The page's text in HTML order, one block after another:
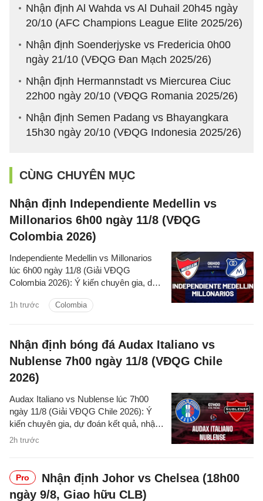
Nhận định Al Wahda vs Al Duhail 20h45 ngày
20/10 (AFC Champions League Elite 2025/26)
Nhận định Soenderjyske vs Fredericia 0h00
ngày 21/10 (VĐQG Đan Mạch 2025/26)
Nhận định Hermannstadt vs Miercurea Ciuc
22h00 ngày 20/10 (VĐQG Romania 2025/26)
Nhận định Semen Padang vs Bhayangkara
15h30 ngày 20/10 (VĐQG Indonesia 2025/26)
CÙNG CHUYÊN MỤC
Nhận định Independiente Medellin vs
Millonarios 6h00 ngày 11/8 (VĐQG
Colombia 2026)
1h trước Colombia
Independiente Medellin vs Millonarios
lúc 6h00 ngày 11/8 (Giải VĐQG
Colombia 2026): Ý kiến chuyên gia, dự
đấu, thống kê chi tiết về hai đội.
Nhận định bóng đá Audax Italiano vs
Nublense 7h00 ngày 11/8 (VĐQG Chile
2026)
2h trước
Audax Italiano vs Nublense lúc 7h00
ngày 11/8 (Giải VĐQG Chile 2026): Ý
kiến chuyên gia, dự đoán kết quả, nhận
định - phân tích trận đấu, thống kê chi
Pro
Nhận định Johor vs Chelsea (18h00
ngày 9/8, Giao hữu CLB)